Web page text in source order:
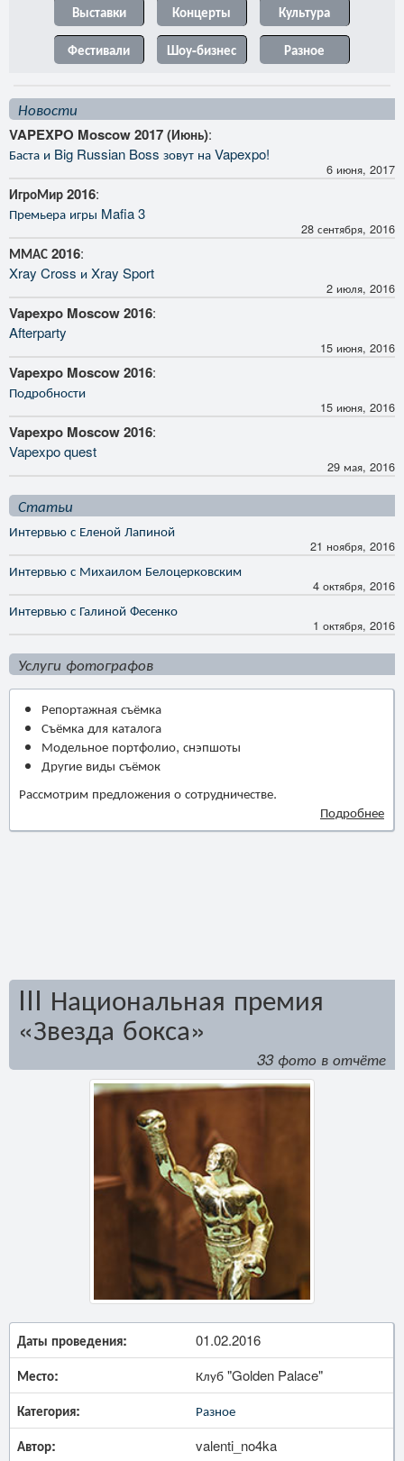
Выставки Концерты
Культура
Фестивали
Шоу-бизнес Разное
Новости
VAPEXPO Moscow 2017 (Июнь):
Баста и Big Russian Boss зовут на Vapexpo!
6 июня, 2017
ИгроМир 2016:
Премьера игры Mafia 3
28 сентября, 2016
ММАС 2016:
Xray Cross и Xray Sport
2 июля, 2016
Vapexpo Moscow 2016:
Afterparty
15 июня, 2016
Vapexpo Moscow 2016:
Подробности
15 июня, 2016
Vapexpo Moscow 2016:
Vapexpo quest
29 мая, 2016
Статьи
Интервью с Еленой Лапиной
21 ноября, 2016
Интервью с Михаилом Белоцерковским
4 октября, 2016
Интервью с Галиной Фесенко
1 октября, 2016
Услуги фотографов
Репортажная съёмка
Съёмка для каталога
Модельное портфолио, снэпшоты
Другие виды съёмок
Рассмотрим предложения о сотрудничестве.
Подробнее
III Национальная премия
«Звезда бокса»
33 фото в отчёте
Даты проведения: 01.02.2016
Место: Клуб "Golden Palace"
Категория: Разное
Автор: valenti_no4ka